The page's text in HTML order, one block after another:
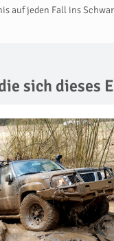
auf jeden Fall ins
sich dieses